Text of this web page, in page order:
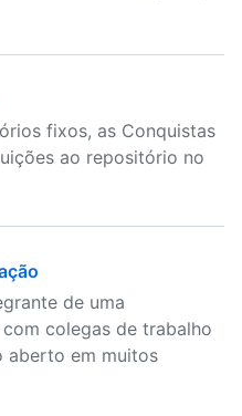
fixos, as Conquistas
ao repositório no
de uma
colegas de trabalho
aberto em muitos